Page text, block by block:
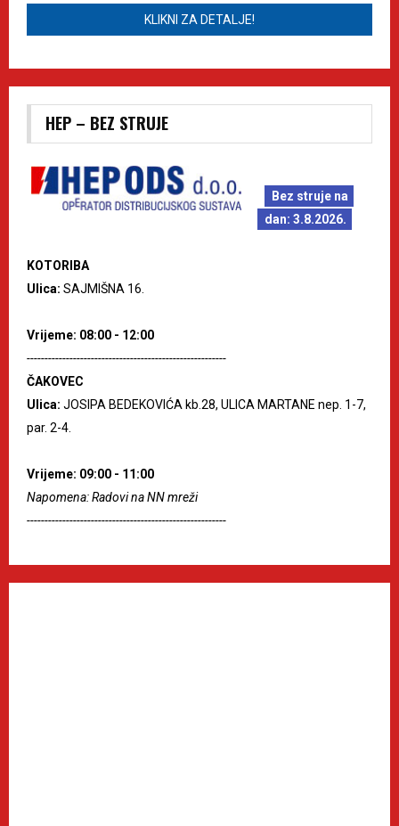
KLIKNI ZA DETALJE!
HEP – BEZ STRUJE
Bez struje na
dan: 3.8.2026.
KOTORIBA
Ulica: SAJMIŠNA 16.
Vrijeme: 08:00 - 12:00
--------------------------------------------------------
ČAKOVEC
Ulica: JOSIPA BEDEKOVIĆA kb.28, ULICA MARTANE nep. 1-7,
par. 2-4.
Vrijeme: 09:00 - 11:00
Napomena: Radovi na NN mreži
--------------------------------------------------------